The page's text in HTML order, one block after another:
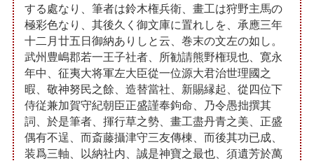
する處なり、筆者は鈴木権兵衛、畫工は狩野主馬の
極彩色なり、其後久く御文庫に置れしを、承應三年
十二月廿五日御納ありしと云、巻末の文左の如し。
武州豊嶋郡若一王子社者、所勧請熊野権現也、寛永
年中、征夷大将軍左大臣從一位源大君治世理國之
暇、敬神努民之餘、造替當社、新賜縁起、從四位下
侍従兼加賀守紀朝臣正盛謹奉鉤命、乃令愚拙撰其
詞、於是筆者、揮行草之勢、畫工盡丹青之美、正盛
偶有不逞、而斎藤攝津守三友傳棟、而後其功已成、
装爲三軸、以納社内、誠是神寶之最也、須遺芳於萬